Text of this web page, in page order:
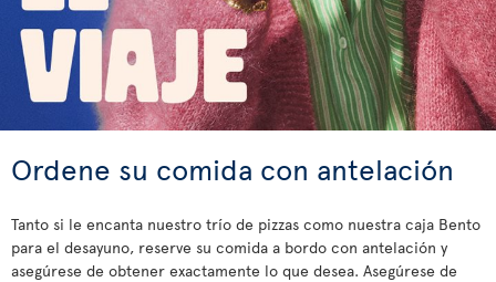
Ordene su comida con antelación
Tanto si le encanta nuestro trío de pizzas como nuestra caja Bento
para el desayuno, reserve su comida a bordo con antelación y
asegúrese de obtener exactamente lo que desea. Asegúrese de